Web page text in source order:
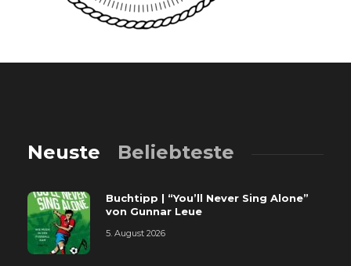
Neuste Beliebteste
Buchtipp | “You’ll Never Sing Alone”
von Gunnar Leue
5. August 2026